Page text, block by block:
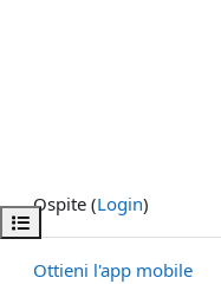
Apri indice del corso
Ospite (Login)
Ottieni l'app mobile